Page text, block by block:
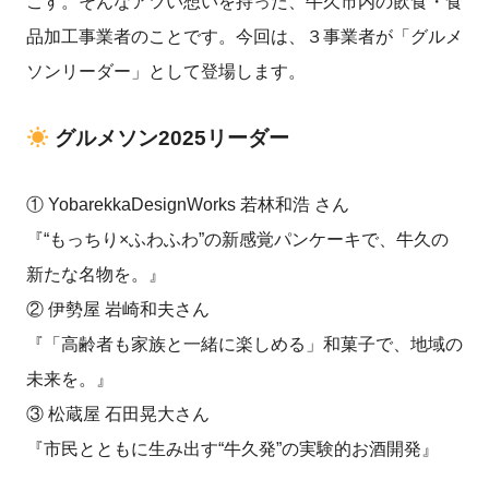
品加工事業者のことです。今回は、３事業者が「グルメ
ソンリーダー」として登場します。
グルメソン2025リーダー
① YobarekkaDesignWorks 若林和浩 さん
『“もっちり×ふわふわ”の新感覚パンケーキで、牛久の
新たな名物を。』
② 伊勢屋 岩崎和夫さん
『「高齢者も家族と一緒に楽しめる」和菓子で、地域の
未来を。』
③ 松蔵屋 石田晃大さん
『市民とともに生み出す“牛久発”の実験的お酒開発』